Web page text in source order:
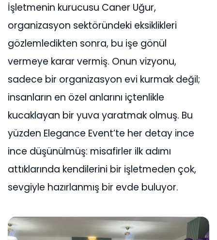
İşletmenin kurucusu Caner Uğur,
organizasyon sektöründeki eksiklikleri
gözlemledikten sonra, bu işe gönül
vermeye karar vermiş. Onun vizyonu,
sadece bir organizasyon evi kurmak değil;
insanların en özel anlarını içtenlikle
kucaklayan bir yuva yaratmak olmuş. Bu
yüzden Elegance Event’te her detay ince
ince düşünülmüş: misafirler ilk adımı
attıklarında kendilerini bir işletmeden çok,
sevgiyle hazırlanmış bir evde buluyor.